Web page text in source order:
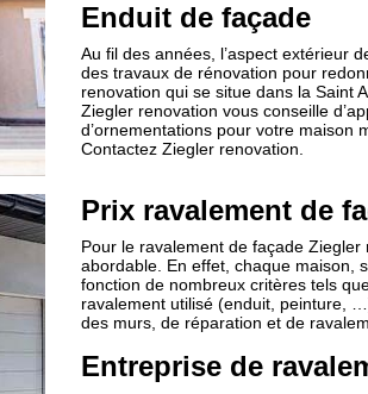
Enduit de façade
Au fil des années, l’aspect extérieur
des travaux de rénovation pour
renovation qui se situe dans la Saint
Ziegler renovation vous conseille
d’ornementations pour votre maison
Contactez Ziegler renovation.
Prix ravalement de
Pour le ravalement de façade
abordable. En effet, chaque maison,
fonction de nombreux critères tels
ravalement utilisé (enduit, peinture,
des murs, de réparation et de
Entreprise de